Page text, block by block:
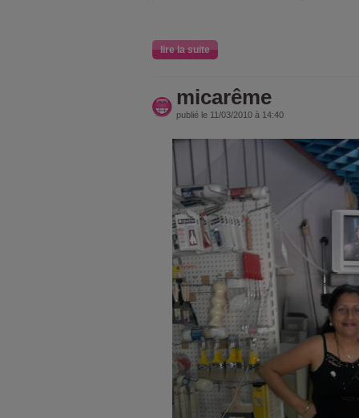
lire la suite
micarême
publié le 11/03/2010 à 14:40